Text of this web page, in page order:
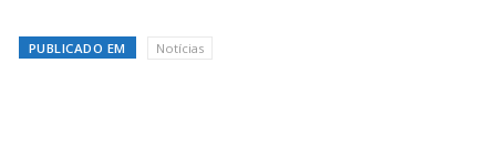
PUBLICADO EM Notícias